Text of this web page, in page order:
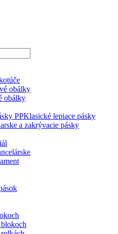
obálky
obálky
PPKlasické lepiace pásky
a zakrývacie pásky